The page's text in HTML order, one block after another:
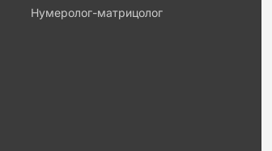
Нумеролог-матрицолог